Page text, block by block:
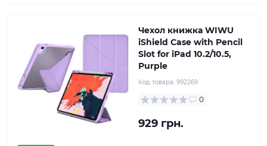
Чехол книжка WIWU
iShield Case with Pencil
Slot for iPad 10.2/10.5,
Purple
Код товара: 992269
0
929 грн.